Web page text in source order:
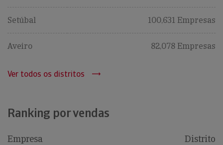
Setúbal 100,631 Empresas
Aveiro 82,078 Empresas
Ver todos os distritos
Ranking por vendas
Empresa Distrito